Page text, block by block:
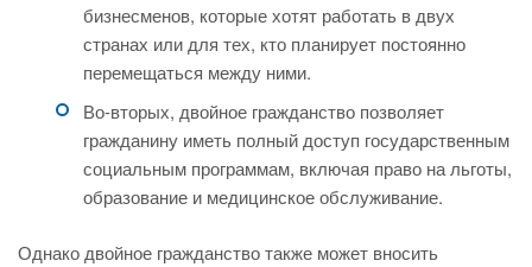
бизнесменов, которые хотят работать в двух
странах или для тех, кто планирует постоянно
перемещаться между ними.
Во-вторых, двойное гражданство позволяет
гражданину иметь полный доступ государственным
социальным программам, включая право на льготы,
образование и медицинское обслуживание.
Однако двойное гражданство также может вносить